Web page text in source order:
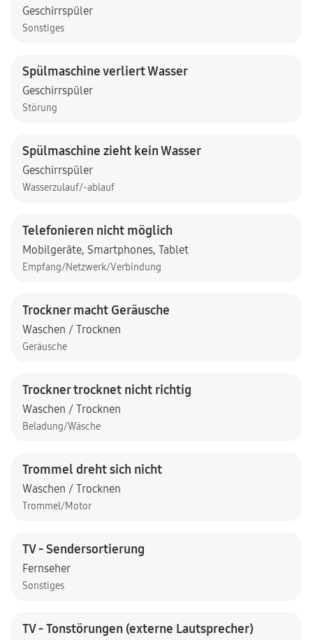
Geschirrspüler
Sonstiges
Spülmaschine verliert Wasser
Geschirrspüler
Störung
Spülmaschine zieht kein Wasser
Geschirrspüler
Wasserzulauf/-ablauf
Telefonieren nicht möglich
Mobilgeräte, Smartphones, Tablet
Empfang/Netzwerk/Verbindung
Trockner macht Geräusche
Waschen / Trocknen
Geräusche
Trockner trocknet nicht richtig
Waschen / Trocknen
Beladung/Wäsche
Trommel dreht sich nicht
Waschen / Trocknen
Trommel/Motor
TV - Sendersortierung
Fernseher
Sonstiges
TV - Tonstörungen (externe Lautsprecher)